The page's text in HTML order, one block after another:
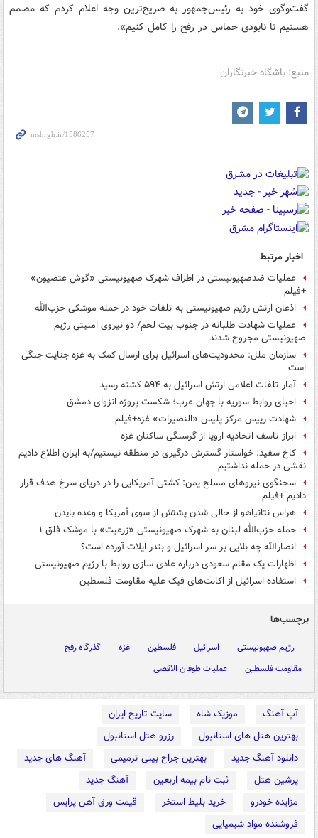
گفت‌وگوی خود به رئیس‌جمهور به صریح‌ترین وجه اعلام کردم که مصمم
هستیم تا نابودی حماس در رفح را کامل کنیم».
منبع: باشگاه خبرنگاران
اخبار مرتبط
عملیات ضدصهیونیستی در اطراف شهرک صهیونیستی «گوش عتصیون»
+فیلم
اذعان ارتش رژیم صهیونیستی به تلفات خود در حمله موشکی حزب‌الله
عملیات شهادت طلبانه در جنوب بیت لحم/ دو نیروی امنیتی رژیم
صهیونیستی مجروح شدند
سازمان ملل: محدودیت‌های اسرائیل برای ارسال کمک به غزه جنایت جنگی
است
آمار تلفات اعلامی ارتش اسرائیل به ۵۹۴ کشته رسید
احیای روابط سوریه با جهان عرب؛ شکست پروژه انزوای دمشق
شهادت رییس مرکز پلیس «النصیرات» غزه+فیلم
ابراز تاسف اتحادیه اروپا از گرسنگی ساکنان غزه
کاخ سفید: خواستار گسترش درگیری در منطقه نیستیم/به ایران اطلاع دادیم
نقشی در حمله نداشتیم
سخنگوی نیروهای مسلح یمن: کشتی آمریکایی را در دریای سرخ هدف قرار
دادیم +فیلم
هراس نتانیاهو از خالی شدن پشتش از سوی آمریکا و وعده بایدن
حمله حزب‌الله لبنان به شهرک صهیونیستی «زرعیت» با موشک فلق ۱
انصارالله چه بلایی بر سر اسرائیل و بندر ایلات آورده است؟
اظهارات یک مقام سعودی درباره عادی سازی روابط با رژیم صهیونیستی
استفاده اسرائیل از اکانت‌های فیک علیه مقاومت فلسطین
برچسب‌ها
رژیم صهیونیستی اسرائیل فلسطین غزه
گذرگاه رفح
مقاومت فلسطین
عملیات طوفان الاقصی
آپ آهنگ موزیک شاه
سایت تاریخ ایران
بهترین هتل های استانبول
رزرو هتل استانبول
دانلود آهنگ جدید
بهترین جراح بینی ترمیمی
آهنگ های جدید
پرشین هتل
ثبت نام بیمه اربعین
آهنگ جدید
مزایده خودرو
خرید بلیط استخر
قیمت ورق آهن پرایس
فروشنده مواد شیمیایی